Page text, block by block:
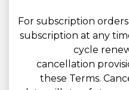
5.6. For subscription
subscription at any
cycle
cancellation
these Terms.